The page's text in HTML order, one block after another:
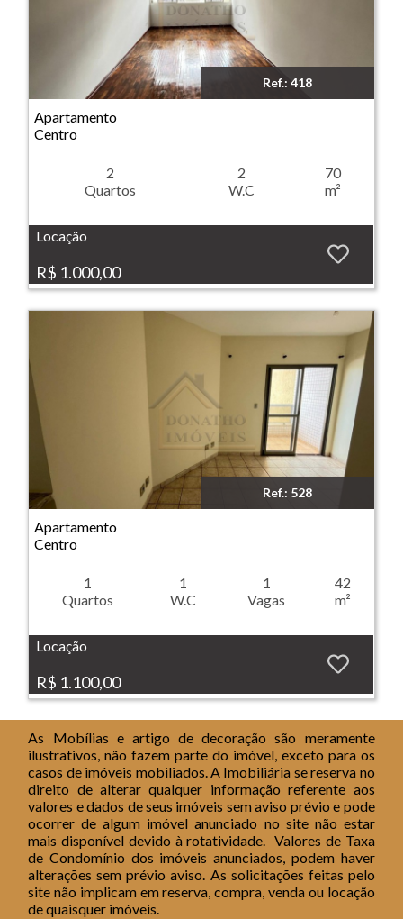
Imóvel: Apartamento - Centro - Ribeirão Preto Ref.: 418
Apartamento
Centro
2
Quartos
2
W.C
70
m²
Locação
R$ 1.000,00
Imóvel: Apartamento - Centro - Ribeirão Preto Ref.: 528
Apartamento
Centro
1
Quartos
1
W.C
1
Vagas
42
m²
Locação
R$ 1.100,00
As Mobílias e artigo de decoração são meramente
ilustrativos, não fazem parte do imóvel, exceto para os
casos de imóveis mobiliados. A Imobiliária se reserva no
direito de alterar qualquer informação referente aos
valores e dados de seus imóveis sem aviso prévio e pode
ocorrer de algum imóvel anunciado no site não estar
mais disponível devido à rotatividade.Valores de Taxa
de Condomínio dos imóveis anunciados, podem haver
alterações sem prévio aviso. As solicitações feitas pelo
site não implicam em reserva, compra, venda ou locação
de quaisquer imóveis.